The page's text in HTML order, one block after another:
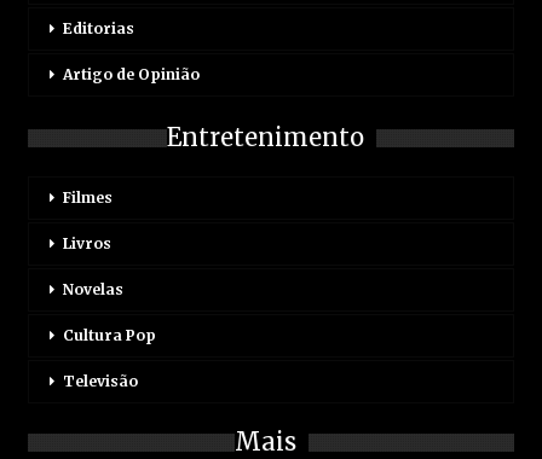
Editorias
Artigo de Opinião
Entretenimento
Filmes
Livros
Novelas
Cultura Pop
Televisão
Mais